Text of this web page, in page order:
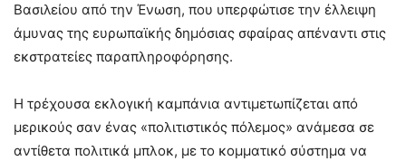
Βασιλείου από την Ένωση, που υπερφώτισε την έλλειψη
άμυνας της ευρωπαϊκής δημόσιας σφαίρας απέναντι στις
εκστρατείες παραπληροφόρησης.
Η τρέχουσα εκλογική καμπάνια αντιμετωπίζεται από
μερικούς σαν ένας «πολιτιστικός πόλεμος» ανάμεσα σε
αντίθετα πολιτικά μπλοκ, με το κομματικό σύστημα να